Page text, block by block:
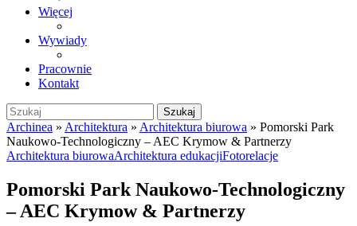
Więcej
Wywiady
Pracownie
Kontakt
Szukaj
Archinea » Architektura » Architektura biurowa » Pomorski Park
Naukowo-Technologiczny – AEC Krymow & Partnerzy
Architektura biurowaArchitektura edukacjiFotorelacje
Pomorski Park Naukowo-Technologiczny
– AEC Krymow & Partnerzy